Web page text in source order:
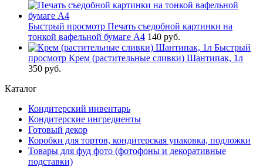
Быстрый просмотр Печать съедобной картинки на
тонкой вафельной бумаге А4 140 руб.
Быстрый
просмотр Крем (растительные сливки) Шантипак, 1л
350 руб.
Каталог
Кондитерский инвентарь
Кондитерские ингредиенты
Готовый декор
Коробки для тортов, кондитерская упаковка, подложки
Товары для фуд фото (фотофоны и декоративные
подставки)